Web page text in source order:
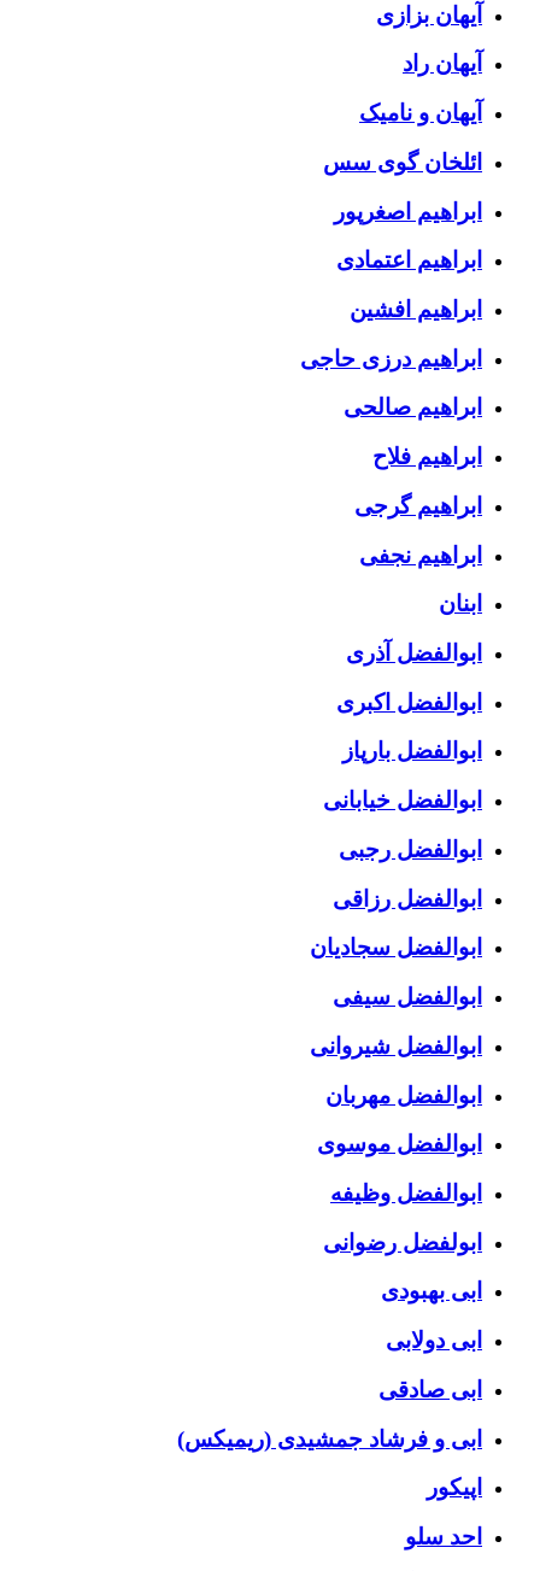
آیهان بزازی
آیهان راد
آیهان و نامیک
ائلخان گوی سس
ابراهیم اصغرپور
ابراهیم اعتمادی
ابراهیم افشین
ابراهیم درزی حاجی
ابراهیم صالحی
ابراهیم فلاح
ابراهیم گرجی
ابراهیم نجفی
ابنان
ابوالفضل آذری
ابوالفضل اکبری
ابوالفضل بارپاز
ابوالفضل خیابانی
ابوالفضل رجبی
ابوالفضل رزاقی
ابوالفضل سجادیان
ابوالفضل سیفی
ابوالفضل شیروانی
ابوالفضل مهربان
ابوالفضل موسوی
ابوالفضل وظیفه
ابولفضل رضوانی
ابی بهبودی
ابی دولابی
ابی صادقی
ابی و فرشاد جمشیدی (ریمیکس)
اپیکور
احد سلو